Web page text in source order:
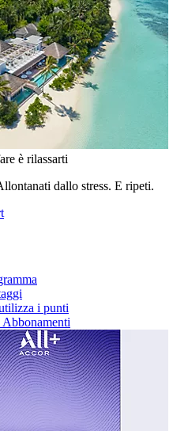
è rilassarti
dallo stress. E ripeti.
i punti